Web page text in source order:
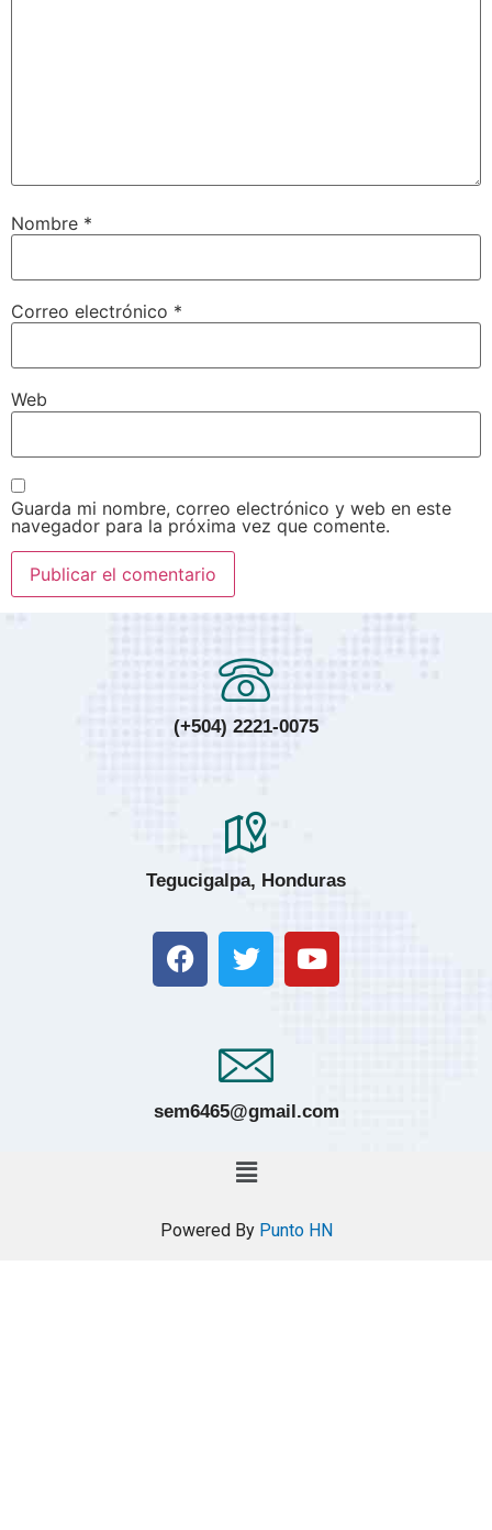
Nombre *
Correo electrónico *
Web
Guarda mi nombre, correo electrónico y web en este
navegador para la próxima vez que comente.
(+504) 2221-0075
Tegucigalpa, Honduras
sem6465@gmail.com
Powered By Punto HN